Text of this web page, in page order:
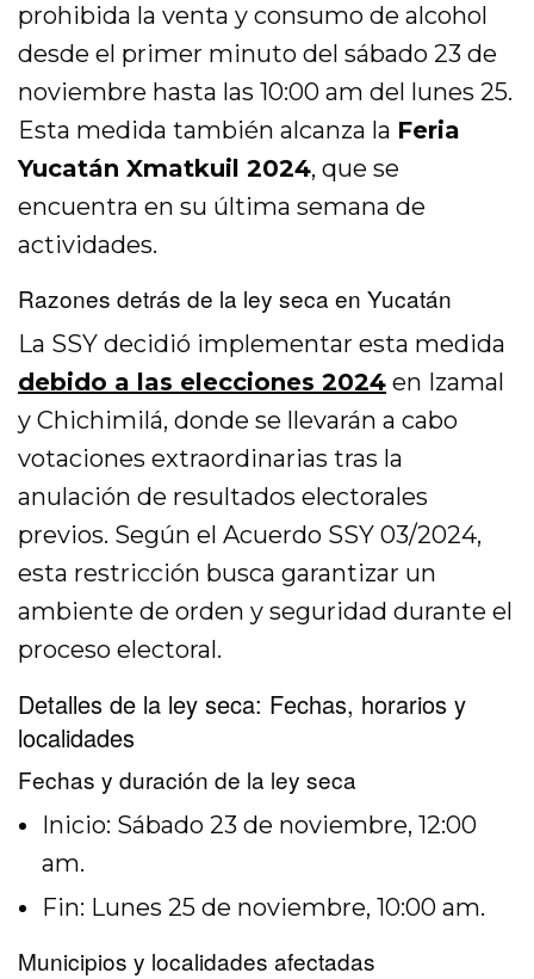
prohibida la venta y consumo de alcohol
desde el primer minuto del sábado 23 de
noviembre hasta las 10:00 am del lunes 25.
Esta medida también alcanza la Feria
Yucatán Xmatkuil 2024, que se
encuentra en su última semana de
actividades.
Razones detrás de la ley seca en Yucatán
La SSY decidió implementar esta medida
debido a las elecciones 2024 en Izamal
y Chichimilá, donde se llevarán a cabo
votaciones extraordinarias tras la
anulación de resultados electorales
previos. Según el Acuerdo SSY 03/2024,
esta restricción busca garantizar un
ambiente de orden y seguridad durante el
proceso electoral.
Detalles de la ley seca: Fechas, horarios y
localidades
Fechas y duración de la ley seca
Inicio: Sábado 23 de noviembre, 12:00
am.
Fin: Lunes 25 de noviembre, 10:00 am.
Municipios y localidades afectadas